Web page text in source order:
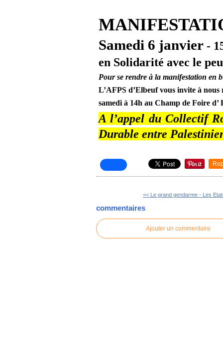
Samedi 6 janvier-
en Solidarité avec le
Pour se rendre à la manifestation en
L’AFPS d’Elbeuf vous invite à
samedi à 14h au Champ de Foire
A l’appel du Collectif
Durable entre
<< Le grand gendarme - Les
commentaires
Ajouter un commentaire